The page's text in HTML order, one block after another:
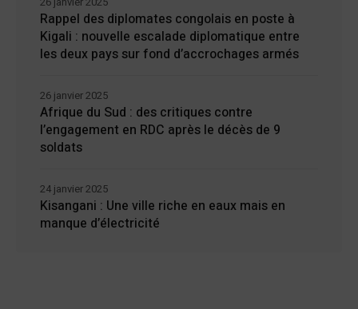
Rappel des diplomates congolais en poste à
Kigali : nouvelle escalade diplomatique entre
les deux pays sur fond d’accrochages armés
Afrique du Sud : des critiques contre
l’engagement en RDC après le décès de 9
soldats
26 janvier 2025
Kisangani : Une ville riche en eaux mais en
manque d’électricité
24 janvier 2025